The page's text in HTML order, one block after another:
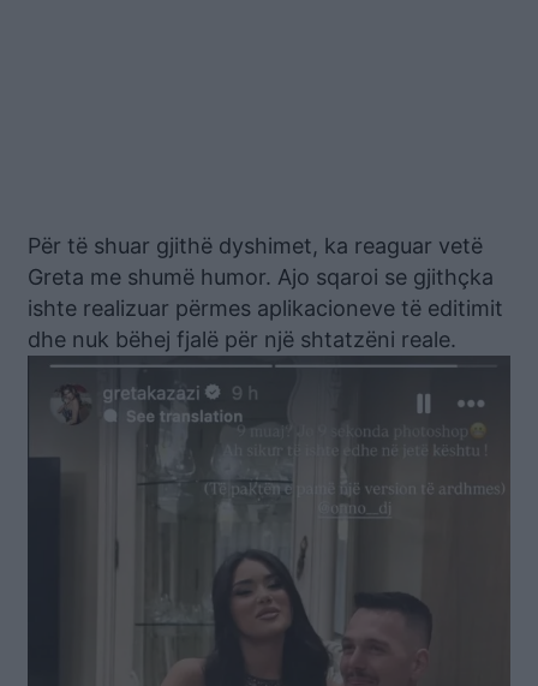
Për të shuar gjithë dyshimet, ka reaguar vetë
Greta me shumë humor. Ajo sqaroi se gjithçka
ishte realizuar përmes aplikacioneve të editimit
dhe nuk bëhej fjalë për një shtatzëni reale.